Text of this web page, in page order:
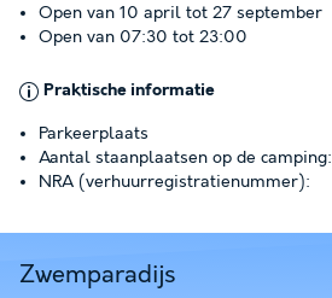
Open van 10 april tot 27 september
Open van 07:30 tot 23:00
Praktische informatie
Parkeerplaats
Aantal staanplaatsen op de camping:
NRA (verhuurregistratienummer):
Zwemparadijs